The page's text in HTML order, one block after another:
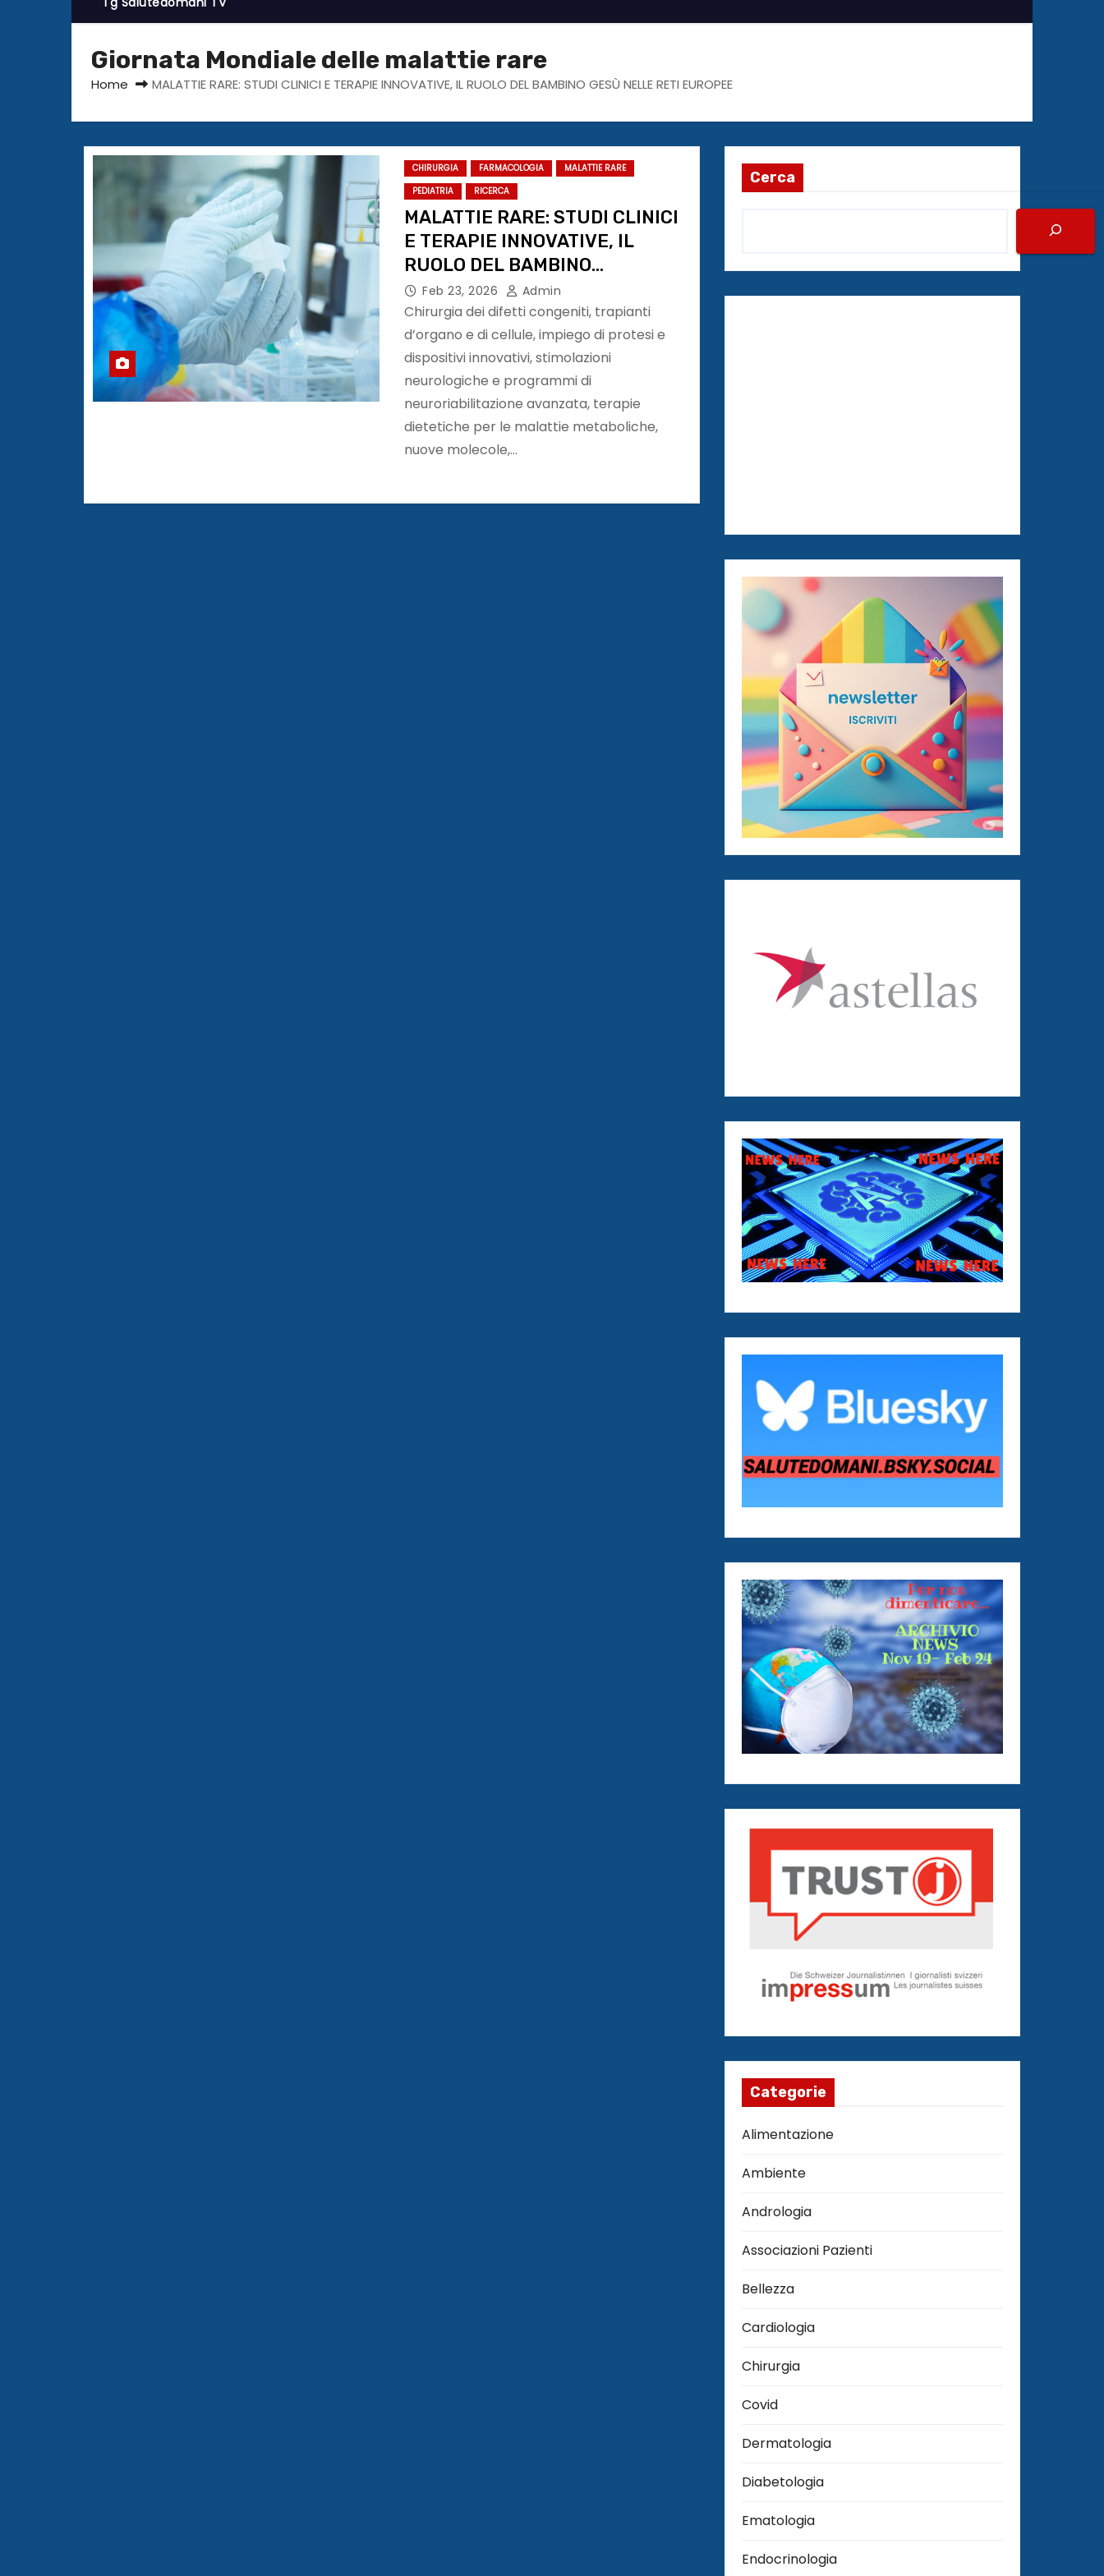
Giornata Mondiale delle malattie rare
Home MALATTIE RARE: STUDI CLINICI E TERAPIE INNOVATIVE, IL RUOLO DEL BAMBINO GESÙ NELLE RETI EUROPEE
CHIRURGIA FARMACOLOGIA
MALATTIE RARE
PEDIATRIA
RICERCA
MALATTIE RARE: STUDI CLINICI
E TERAPIE INNOVATIVE, IL
RUOLO DEL BAMBINO
GESÙ NELLE RETI EUROPEE
Feb 23, 2026 Admin
Chirurgia dei difetti congeniti, trapianti
d’organo e di cellule, impiego di protesi e
dispositivi innovativi, stimolazioni
neurologiche e programmi di
neuroriabilitazione avanzata, terapie
dietetiche per le malattie metaboliche,
nuove molecole,…
Cerca
Categorie
Alimentazione
Ambiente
Andrologia
Associazioni Pazienti
Bellezza
Cardiologia
Chirurgia
Covid
Dermatologia
Diabetologia
Ematologia
Endocrinologia